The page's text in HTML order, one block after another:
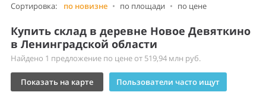
Сортировка: по новизне • по площади • по цене
Купить склад в деревне Новое Девяткино
в Ленинградской области
Найдено 1 предложение по цене от 519,94 млн руб.
Показать на карте Пользователи часто ищут